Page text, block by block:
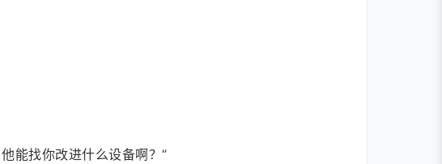
能找你改进什么设备啊？”